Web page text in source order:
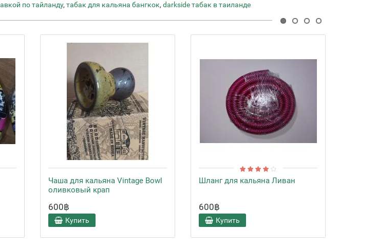
по тайланду, табак для кальяна бангкок, darkside табак в таиланде
Чаша для кальяна Vintage Bowl
оливковый крап
600฿
Купить
Шланг для кальяна Ливан
600฿
Купить